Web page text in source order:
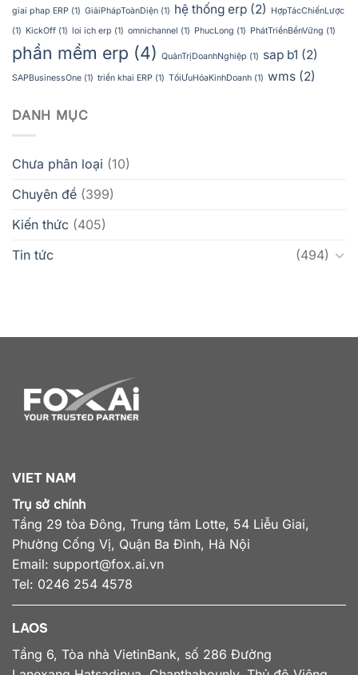
giai phap ERP (1) GiảiPhápToànDiện (1) hệ thống erp (2)
HợpTácChiếnLược
(1) KickOff (1) loi ich erp (1) omnichannel (1) PhucLong (1) PhátTriểnBềnVững (1)
phần mềm erp (4) QuảnTrịDoanhNghiệp (1) sap b1 (2)
SAPBusinessOne (1) triển khai ERP (1) TốiƯuHóaKinhDoanh (1) wms (2)
DANH MỤC
Chưa phân loại (10)
Chuyên đề (399)
Kiến thức (405)
Tin tức
(494)
VIET NAM
Trụ sở chính
Tầng 29 tòa Đông, Trung tâm Lotte, 54 Liễu Giai,
Phường Cống Vị, Quận Ba Đình, Hà Nội
Email: support@fox.ai.vn
Tel: 0246 254 4578
LAOS
Tầng 6, Tòa nhà VietinBank, số 286 Đường